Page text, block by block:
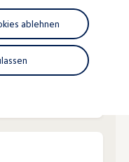
ablehnen